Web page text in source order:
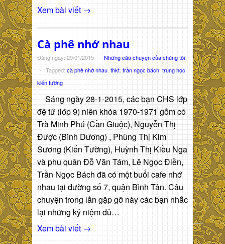
Xem bài viết →
Cà phê nhớ nhau
Đăng ngày: 29/01/2015 - Những câu chuyện của chúng tôi
- Tagged: cà phê nhớ nhau thkt trần ngọc bách trung học
kiến tường
Sáng ngày 28-1-2015, các bạn CHS lớp
đệ tứ (lớp 9) niên khóa 1970-1971 gồm có
Trà Minh Phú (Cần Giuộc), Nguyễn Thị
Được (Bình Dương) , Phùng Thị Kim
Sương (Kiến Tường), Huỳnh Thị Kiều Nga
và phu quân Đỗ Văn Tám, Lê Ngọc Điền,
Trần Ngọc Bách đã có một buổi cafe nhớ
nhau tại đường số 7, quận Bình Tân. Câu
chuyện trong lần gặp gỡ này các bạn nhắc
lại những kỷ niệm đủ…
Xem bài viết →